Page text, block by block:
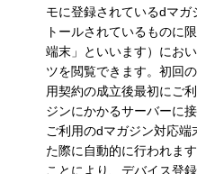
モに登録されているdマガ
トールされているものに
端末」といいます）にお
ツを閲覧できます。初回
用契約の成立後最初にご
ジンにかかるサーバーに
ご利用のdマガジン対応
た際に自動的に行われま
ことにより、デバイス登